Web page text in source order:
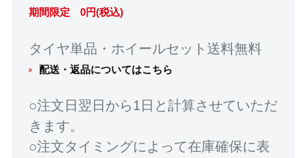
期間限定 0円(税込)
タイヤ単品・ホイールセット送料無料
配送・返品についてはこちら
○注文日翌日から1日と計算させていただ
きます。
○注文タイミングによって在庫確保に表